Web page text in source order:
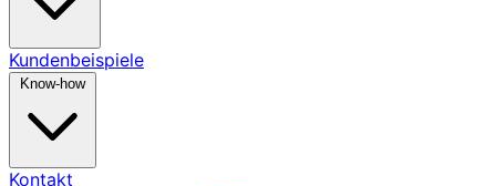
Kundenbeispiele
Know-how
Kontakt